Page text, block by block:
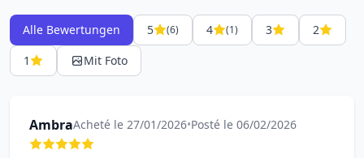
Alle Bewertungen 5 (6) 4 (1) 3
2
1
Mit Foto
AmbraAcheté le 27/01/2026•Posté le 06/02/2026